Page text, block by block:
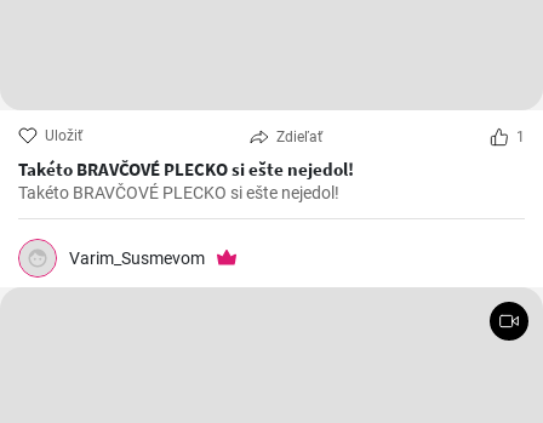
Uložiť Zdieľať 1
Takéto BRAVČOVÉ PLECKO si ešte nejedol!
Takéto BRAVČOVÉ PLECKO si ešte nejedol!
Varim_Susmevom